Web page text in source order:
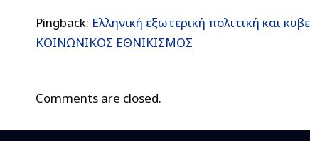
Pingback: Ελληνική εξωτερική πολιτική και
ΚΟΙΝΩΝΙΚΟΣ ΕΘΝΙΚΙΣΜΟΣ
Comments are closed.